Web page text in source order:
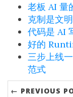
老板 AI 量
克制是文
代码是 AI
好的
三步上线
范式
← PREVIOUS